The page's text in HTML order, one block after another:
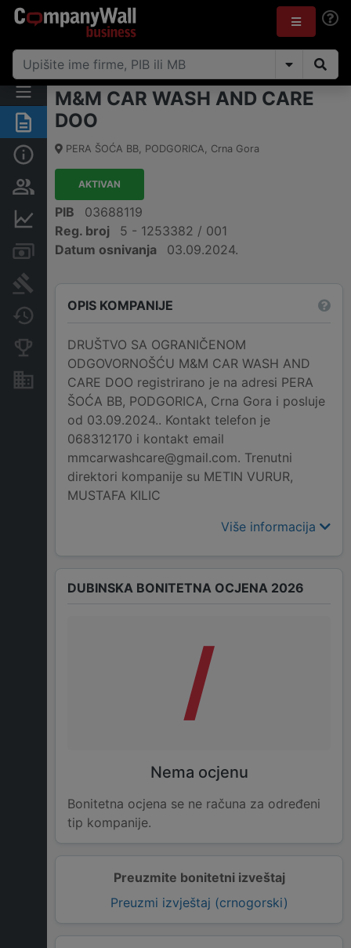
Sažetak
Osnovni podaci
Osobe i vlasništvo
Finansijski podaci
Računi i blokade
Arhiva sudskih objava
Konkurentne kompanije
Nekretnine i imovina
M&M CAR WASH AND CARE
DOO
PERA ŠOĆA BB, PODGORICA, Crna Gora
AKTIVAN
PIB
03688119
Reg. broj
5 - 1253382 / 001
Datum osnivanja
03.09.2024.
OPIS KOMPANIJE
DRUŠTVO SA OGRANIČENOM
ODGOVORNOŠĆU M&M CAR WASH AND
CARE DOO registrirano je na adresi PERA
ŠOĆA BB, PODGORICA, Crna Gora i posluje
od 03.09.2024.. Kontakt telefon je
068312170 i kontakt email
mmcarwashcare@gmail.com. Trenutni
direktori kompanije su METIN VURUR,
MUSTAFA KILIC
Više informacija
Preuzmite bonitetni izveštaj
Preuzmi izvještaj (crnogorski)
DUBINSKA BONITETNA OCJENA 2026
/
Nema ocjenu
Bonitetna ocjena se ne računa za određeni
tip kompanije.